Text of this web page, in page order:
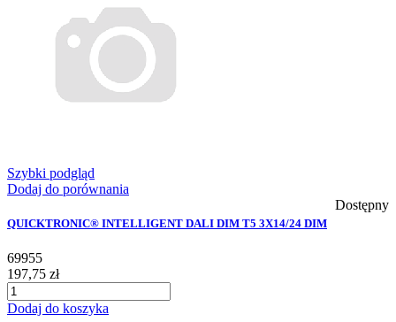
Szybki podgląd
Dodaj do porównania
Dostępny
QUICKTRONIC® INTELLIGENT DALI DIM T5 3X14/24 DIM
69955
197,75 zł
Dodaj do koszyka